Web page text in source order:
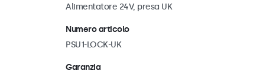
Alimentatore 24V, presa UK
Numero articolo
PSU1-LOCK-UK
Garanzia